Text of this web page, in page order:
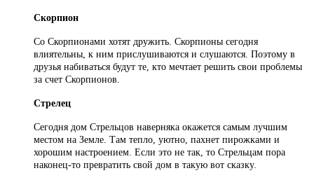
Скорпион
Со Скорпионами хотят дружить. Скорпионы сегодня
влиятельны, к ним прислушиваются и слушаются. Поэтому в
друзья набиваться будут те, кто мечтает решить свои проблемы
за счет Скорпионов.
Стрелец
Сегодня дом Стрельцов наверняка окажется самым лучшим
местом на Земле. Там тепло, уютно, пахнет пирожками и
хорошим настроением. Если это не так, то Стрельцам пора
наконец-то превратить свой дом в такую вот сказку.